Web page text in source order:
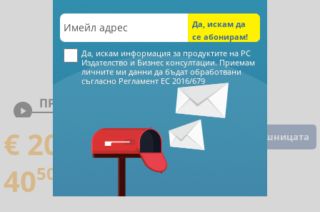
 ПРЕГЛЕД
Добавете в кошницата
€ 20
4050
Да, искам информация за продуктите на РС
Издателство и Бизнес консултации. Приемам
личните ми данни да бъдат обработвани
съгласно Регламент ЕС 2016/679